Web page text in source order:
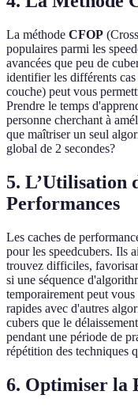
La méthode CFOP
populaires parmi les
avancées que peu de
identifier les différents
couche) peut vous
Prendre le temps
personne cherchant à
que maîtriser un seul
global de 2 secondes?
5. L’Utilisation
Performances
Les caches de
pour les speedcubers. Ils
trouvez difficiles,
si une séquence
temporairement peut
rapides avec d'autres
cubers que le
pendant une période de
répétition des techniques
6. Optimiser la